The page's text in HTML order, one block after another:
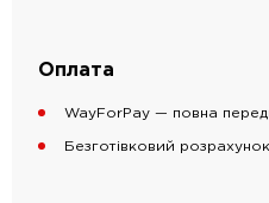
Оплата
WayForPay — повна
Безготівковий розрахунок